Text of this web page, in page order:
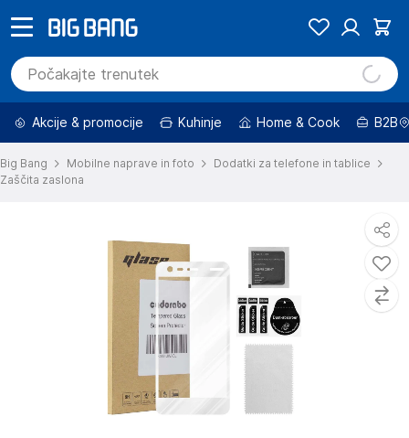
Akcije & promocije Kuhinje Home & Cook B2B
Big Bang Mobilne naprave in foto
Dodatki za telefone in tablice
Zaščita zaslona